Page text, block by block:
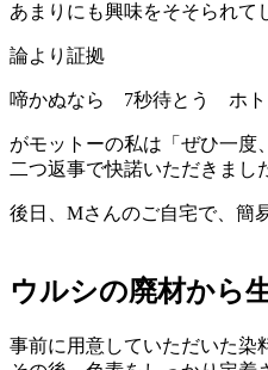
あまりにも興味をそそられて
論より証拠
啼かぬなら 7秒待とう ホト
がモットーの私は「ぜひ一度
二つ返事で快諾いただきまし
後日、Mさんのご自宅で、簡
ウルシの廃材から
事前に用意していただいた染